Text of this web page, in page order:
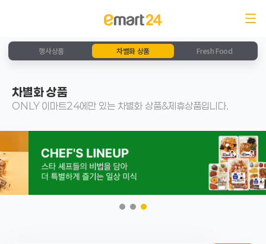
행사상품 차별화 상품 Fresh Food
차별화 상품
ONLY 이마트24에만 있는 차별화 상품&제휴상품입니다.